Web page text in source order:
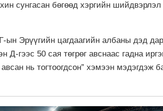
сунгасан бөгөөд хэргийн
Эрүүгийн цагдаагийн албаны дэд
Д-гээс 50 сая төгрөг авснаас гадна
нь тогтоогдсон” хэмээн мэдэгдэж